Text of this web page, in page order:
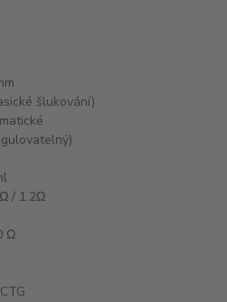
šlukování)
/ 1.2Ω
Ω